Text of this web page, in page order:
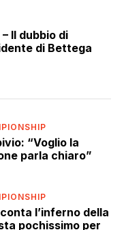
Il dubbio di
di Bettega
“Voglio la
parla chiaro”
l’inferno della
pochissimo per